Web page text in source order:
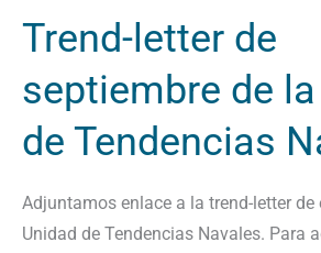
Trend-letter de
septiembre de
de Tendencias
Adjuntamos enlace a la trend-letter de
Unidad de Tendencias Navales. Para
de
Tendencias
Navales